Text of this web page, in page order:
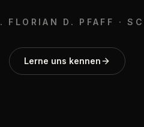
FLORIAN D. PFAFF ·
Lerne uns kennen